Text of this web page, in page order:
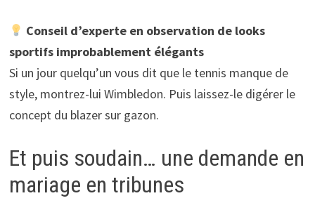
Conseil d’experte en observation de looks
sportifs improbablement élégants
Si un jour quelqu’un vous dit que le tennis manque de
style, montrez-lui Wimbledon. Puis laissez-le digérer le
concept du blazer sur gazon.
Et puis soudain… une demande en
mariage en tribunes